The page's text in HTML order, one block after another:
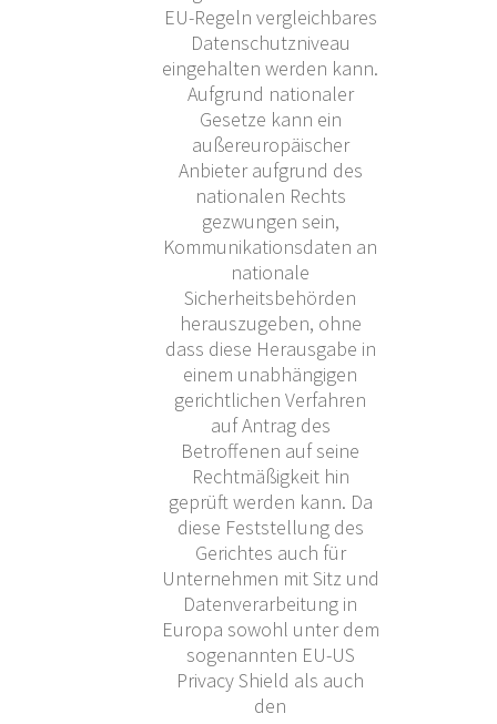
EU-Regeln vergleichbares
Datenschutzniveau
eingehalten werden kann.
Aufgrund nationaler
Gesetze kann ein
außereuropäischer
Anbieter aufgrund des
nationalen Rechts
gezwungen sein,
Kommunikationsdaten an
nationale
Sicherheitsbehörden
herauszugeben, ohne
dass diese Herausgabe in
einem unabhängigen
gerichtlichen Verfahren
auf Antrag des
Betroffenen auf seine
Rechtmäßigkeit hin
geprüft werden kann. Da
diese Feststellung des
Gerichtes auch für
Unternehmen mit Sitz und
Datenverarbeitung in
Europa sowohl unter dem
sogenannten EU-US
Privacy Shield als auch
den